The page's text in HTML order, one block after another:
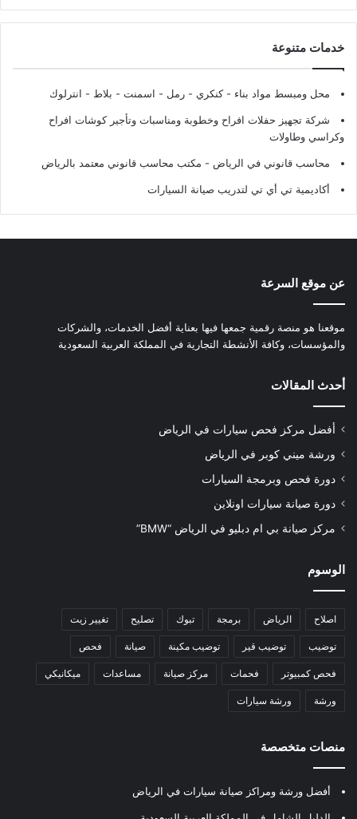
خدمات متنوعة
محل ومبسط مواد بناء - كنكري - رمل - اسمنت - بلاط - انترلوك
شركة تجهيز حفلات افراح وخطوبة ومناسبات وتأجير كوشات افراح
وكراسي وطاولات
محاسب قانوني في الرياض - مكتب محاسب قانوني معتمد بالرياض
أكاديمية تي أي تي لتدريب صيانة السيارات
عن موقع السرعة
موقعنا هو منصة رقمية جمعها فيها بعناية أفضل الخدمات، والشركات
والمؤسسات، وكافة الأنشطة التجارية في المملكة العربية السعودية
أحدث المقالات
أفضل مركز فحص سيارات في الرياض
ورشة ميني كوبر في الرياض
دورة فحص وبرمجة السيارات
دورة صيانة سيارات اونلاين
مركز صيانة بي ام دبليو في الرياض “BMW”
الوسوم
اصلاح الرياض برمجة تبوك تصليح تغيير زيت
توضيب توضيب قير توضيب مكينة صيانة فحص
فحص كمبيوتر فحمات مركز صيانة مساعدات ميكانيكي
ورشة ورشة سيارات
منصات متخصصة
أفضل ورشة ومراكز صيانة سيارات في الرياض